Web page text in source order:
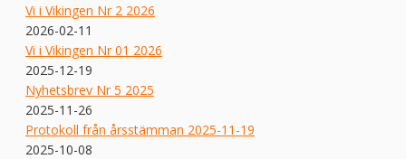
Vi i Vikingen Nr 2 2026
2026-02-11
Vi i Vikingen Nr 01 2026
2025-12-19
Nyhetsbrev Nr 5 2025
2025-11-26
Protokoll från årsstämman 2025-11-19
2025-10-08